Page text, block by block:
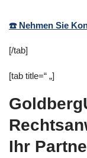
☎️ Nehmen Sie
[/tab]
[tab title=“ „]
Ihr